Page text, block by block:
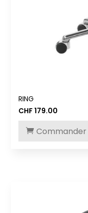
RING
CHF 179.00
Commander